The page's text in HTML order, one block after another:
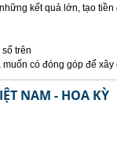
kết quả lớn, tạo
trên
có đóng góp để
NAM - HOA KỲ